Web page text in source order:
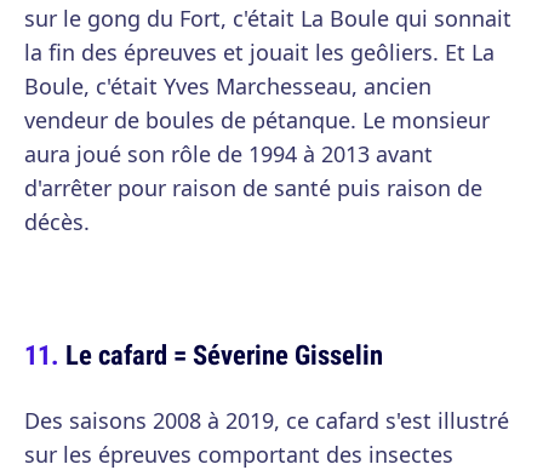
sur le gong du Fort, c'était La Boule qui sonnait
la fin des épreuves et jouait les geôliers. Et La
Boule, c'était Yves Marchesseau, ancien
vendeur de boules de pétanque. Le monsieur
aura joué son rôle de 1994 à 2013 avant
d'arrêter pour raison de santé puis raison de
décès.
Le cafard = Séverine Gisselin
Des saisons 2008 à 2019, ce cafard s'est illustré
sur les épreuves comportant des insectes